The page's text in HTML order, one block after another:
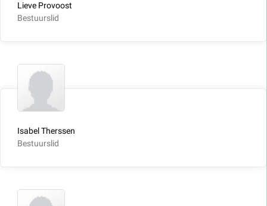
Lieve Provoost
Bestuurslid
Isabel Therssen
Bestuurslid